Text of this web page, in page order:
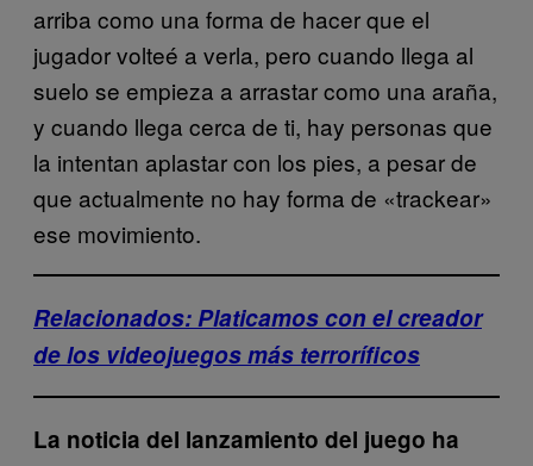
arriba como una forma de hacer que el
jugador volteé a verla, pero cuando llega al
suelo se empieza a arrastar como una araña,
y cuando llega cerca de ti, hay personas que
la intentan aplastar con los pies, a pesar de
que actualmente no hay forma de «trackear»
ese movimiento.
Relacionados: Platicamos con el creador
de los videojuegos más terroríficos
La noticia del lanzamiento del juego ha